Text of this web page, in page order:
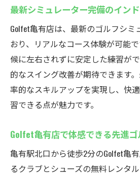
最新シミュレーター完備のイン
Golfet亀有店は、最新のゴルフシミ
おり、リアルなコース体験が可能
候に左右されずに安定した練習が
的なスイング改善が期待できます
率的なスキルアップを実現し、快
習できる点が魅力です。
Golfet亀有店で体感できる先進
亀有駅北口から徒歩2分のGolfet亀
るクラブとシューズの無料レンタ